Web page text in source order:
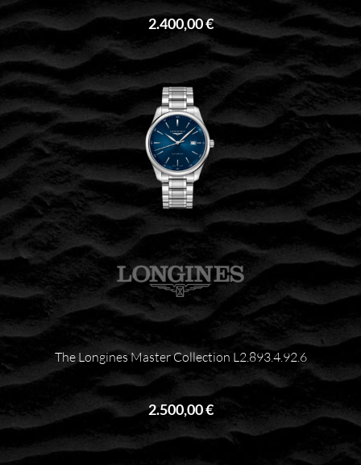
2.400,00 €
The Longines Master Collection L2.893.4.92.6
2.500,00 €